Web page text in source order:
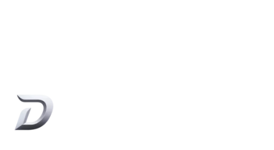
Reiselust
Unternehmen